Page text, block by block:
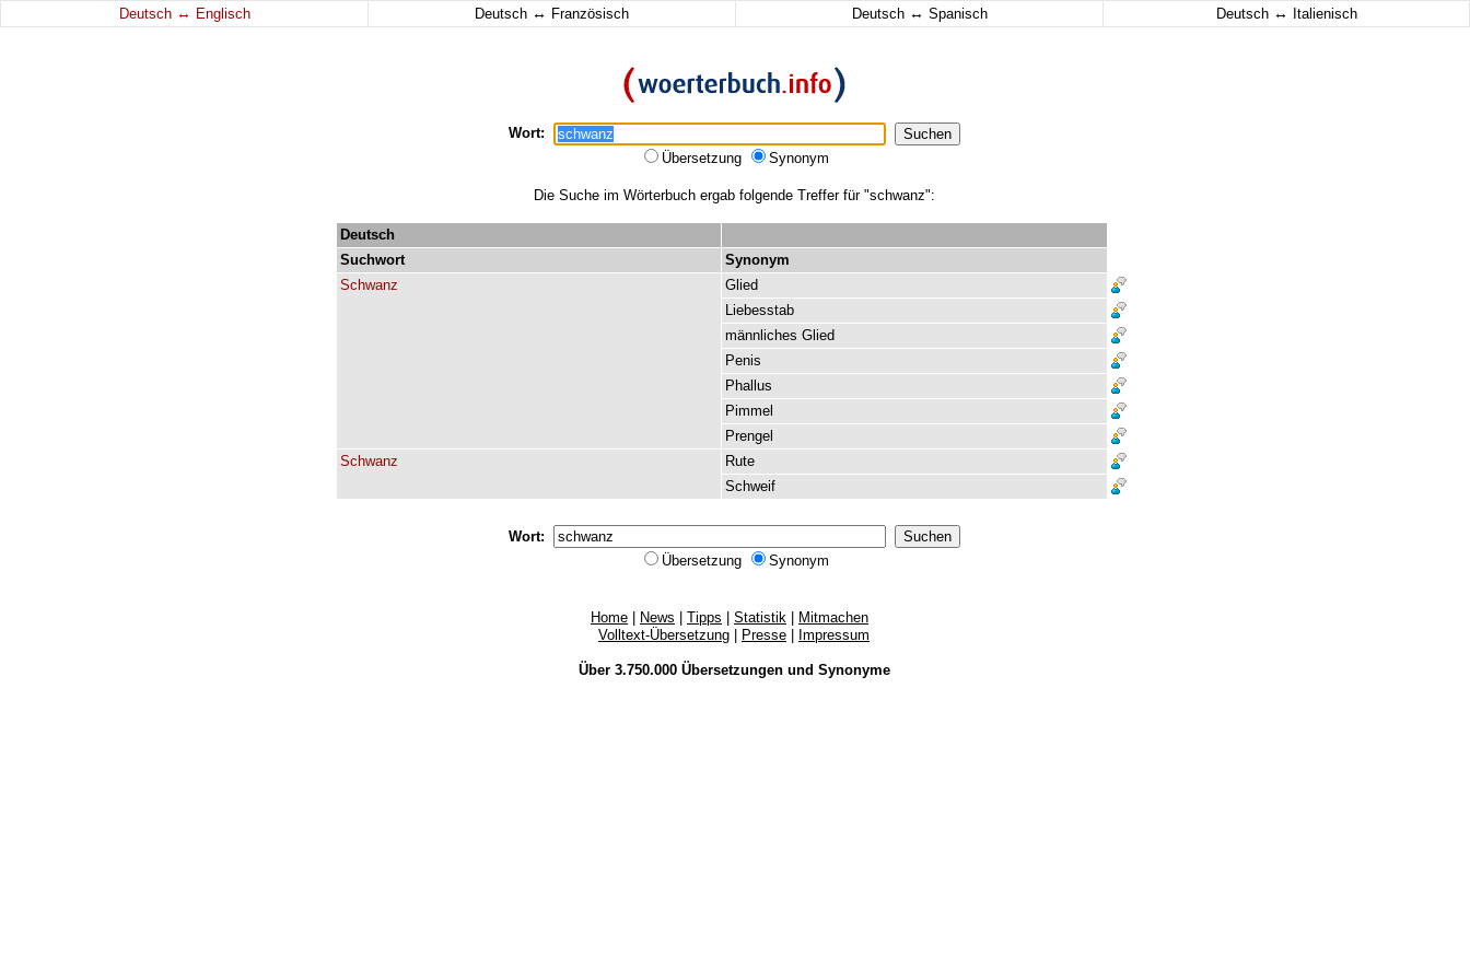
Deutsch ↔ Englisch Deutsch ↔ Französisch Deutsch ↔ Spanisch Deutsch ↔ Italienisch
Wort:
Übersetzung
Synonym
Die Suche im Wörterbuch ergab folgende Treffer für "schwanz":
Deutsch
Suchwort
Synonym
Schwanz
Glied
Liebesstab
männliches Glied
Penis
Phallus
Pimmel
Prengel
Schwanz
Rute
Schweif
Wort:
Übersetzung
Synonym
Home News Tipps Statistik
Mitmachen
Volltext-Übersetzung
Presse Impressum
Über 3.750.000 Übersetzungenund Synonyme